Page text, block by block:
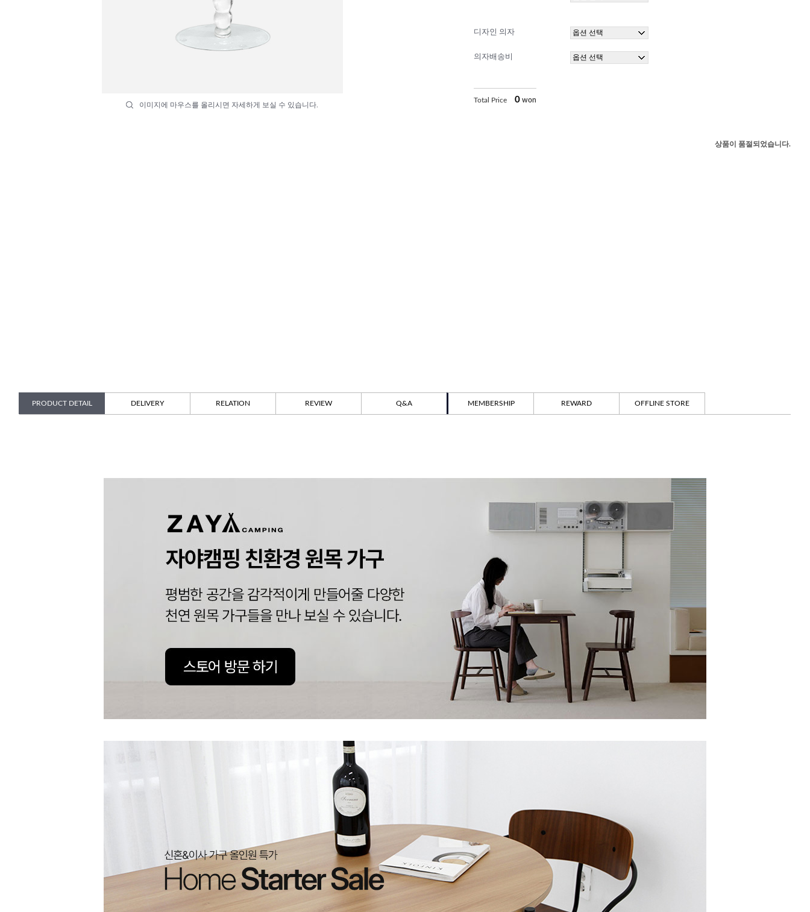
이미지에 마우스를 올리시면 자세하게 보실 수 있습니다.
디자인 의자
의자배송비
Total Price 0 won
상품이 품절되었습니다.
PRODUCT DETAIL DELIVERY RELATION REVIEW Q&A MEMBERSHIP REWARD OFFLINE STORE